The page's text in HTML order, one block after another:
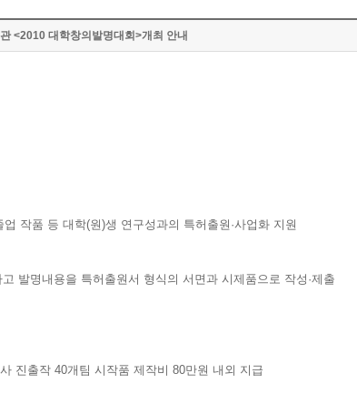
<2010 대학창의발명대회>개최 안내
작품 등 대학(원)생 연구성과의 특허출원·사업화 지원
발명내용을 특허출원서 형식의 서면과 시제품으로 작성·제출
진출작 40개팀 시작품 제작비 80만원 내외 지급